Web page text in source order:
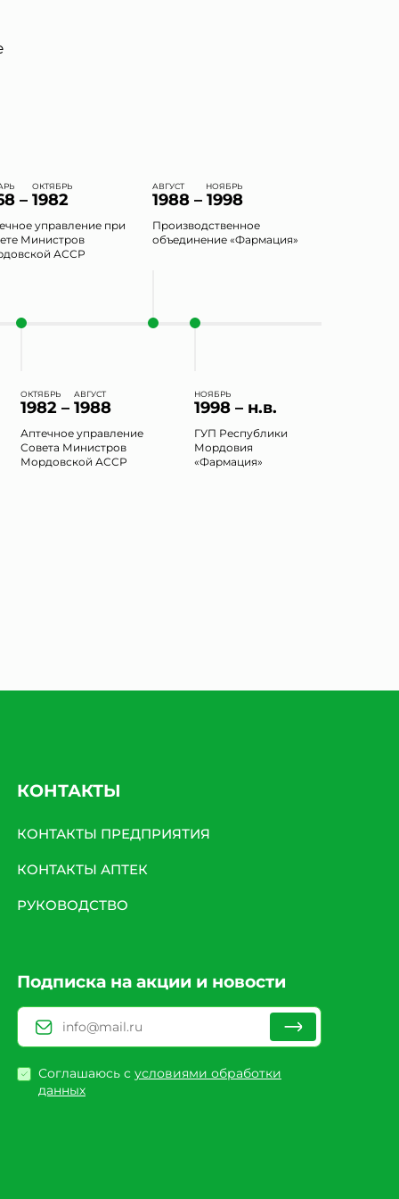
ОКТЯБРЬ
– 1982
управление при
Министров
АССР
АВГУСТ НОЯБРЬ
1988 – 1998
Производственное
объединение «Фармация»
ОКТЯБРЬ АВГУСТ
1982 – 1988
Аптечное управление
Совета Министров
Мордовской АССР
НОЯБРЬ
1998 – н.в.
ГУП Республики
Мордовия
«Фармация»
КОНТАКТЫ
КОНТАКТЫ ПРЕДПРИЯТИЯ
КОНТАКТЫ АПТЕК
РУКОВОДСТВО
Подписка на акции и новости
Соглашаюсь с условиями обработки
данных